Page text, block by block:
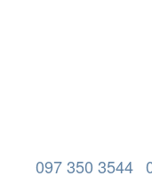
097 350 3544